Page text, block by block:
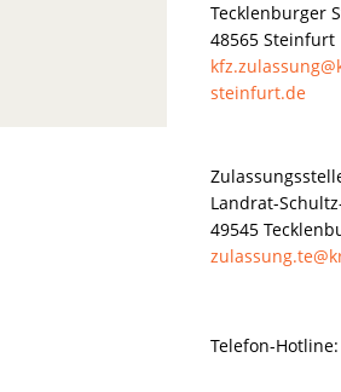
Tecklenburger
48565 Steinfurt
steinfurt.de
Landrat-
49545
Telefon-